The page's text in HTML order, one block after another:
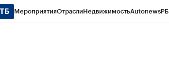
МероприятияОтраслиНедвижимостьAutonews